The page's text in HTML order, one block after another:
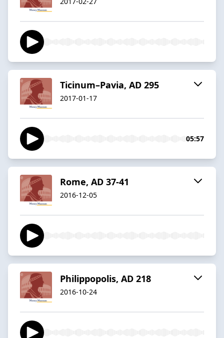
Ticinum–Pavia, AD 295
2017-01-17
05:57
Rome, AD 37-41
2016-12-05
Philippopolis, AD 218
2016-10-24